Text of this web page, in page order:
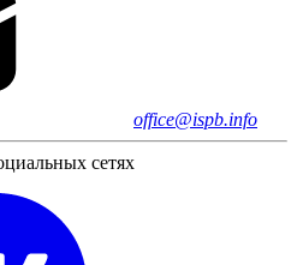
office@ispb.info
сетях